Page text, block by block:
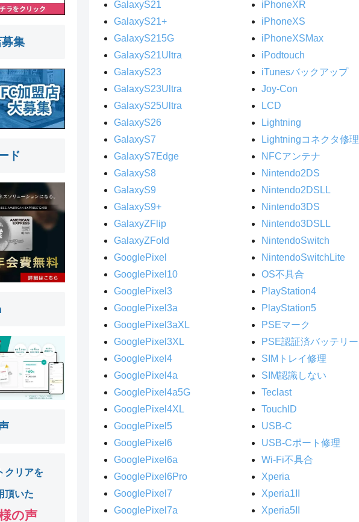
GalaxyS21
GalaxyS21+
GalaxyS215G
GalaxyS21Ultra
GalaxyS23
GalaxyS23Ultra
GalaxyS25Ultra
GalaxyS26
GalaxyS7
GalaxyS7Edge
GalaxyS8
GalaxyS9
GalaxyS9+
GalaxyZFlip
GalaxyZFold
GooglePixel
GooglePixel10
GooglePixel3
GooglePixel3a
GooglePixel3aXL
GooglePixel3XL
GooglePixel4
GooglePixel4a
GooglePixel4a5G
GooglePixel4XL
GooglePixel5
GooglePixel6
GooglePixel6a
GooglePixel6Pro
GooglePixel7
GooglePixel7a
iPhoneXR
iPhoneXS
iPhoneXSMax
iPodtouch
iTunesバックアップ
Joy-Con
LCD
Lightning
Lightningコネクタ修理
NFCアンテナ
Nintendo2DS
Nintendo2DSLL
Nintendo3DS
Nintendo3DSLL
NintendoSwitch
NintendoSwitchLite
OS不具合
PlayStation4
PlayStation5
PSEマーク
PSE認証済バッテリー
SIMトレイ修理
SIM認識しない
Teclast
TouchID
USB-C
USB-Cポート修理
Wi-Fi不具合
Xperia
Xperia1II
Xperia5II
集
ド
クリアを
頂いた
の声